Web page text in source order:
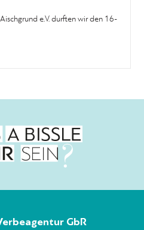
e.V. durften wir den 16-
GbR